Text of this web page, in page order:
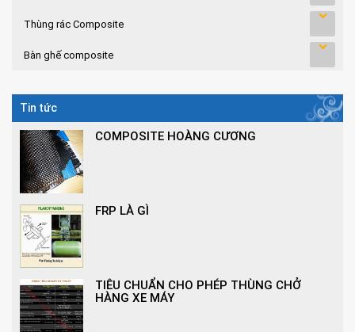
Thùng rác Composite
Bàn ghế composite
Tin tức
COMPOSITE HOÀNG CƯƠNG
FRP LÀ GÌ
TIÊU CHUẨN CHO PHÉP THÙNG CHỞ
HÀNG XE MÁY